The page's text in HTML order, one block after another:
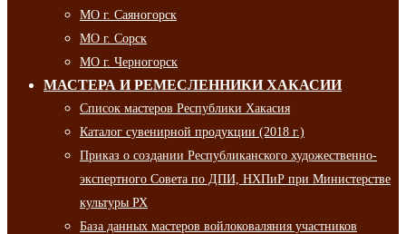
МО г. Саяногорск
МО г. Сорск
МО г. Черногорск
МАСТЕРА И РЕМЕСЛЕННИКИ ХАКАСИИ
Список мастеров Республики Хакасия
Каталог сувенирной продукции (2018 г.)
Приказ о создании Республиканского художественно-
экспертного Совета по ДПИ, НХПиР при Министерстве
культуры РХ
База данных мастеров войлоковаляния участников